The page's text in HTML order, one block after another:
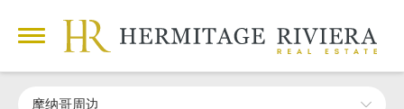
摩纳哥周边